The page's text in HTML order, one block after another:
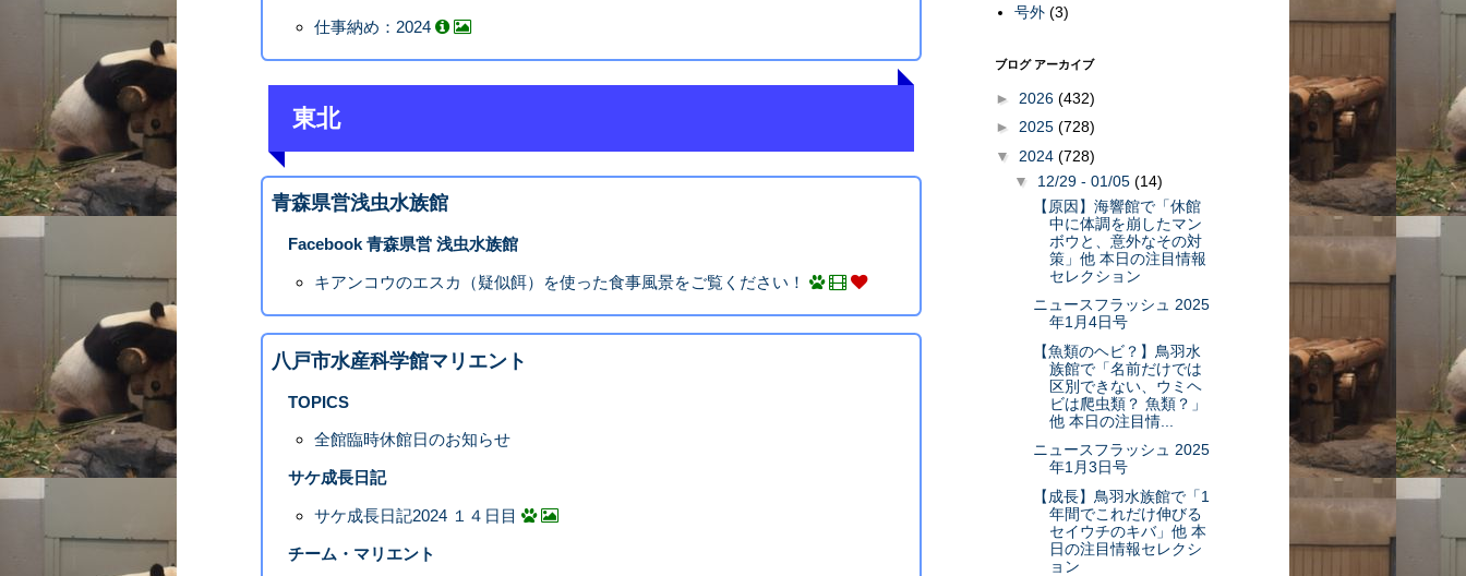
仕事納め：2024
東北
青森県営浅虫水族館
Facebook 青森県営 浅虫水族館
キアンコウのエスカ（疑似餌）を使った食事風景をご覧ください！
八戸市水産科学館マリエント
TOPICS
全館臨時休館日のお知らせ
サケ成長日記
サケ成長日記2024 １４日目
チーム・マリエント
号外 (3)
ブログ アーカイブ
► 2026 (432)
► 2025 (728)
▼ 2024 (728)
▼ 12/29 - 01/05 (14)
【原因】海響館で「休館
中に体調を崩したマン
ボウと、意外なその対
策」他 本日の注目情報
セレクション
ニュースフラッシュ 2025
年1月4日号
【魚類のヘビ？】鳥羽水
族館で「名前だけでは
区別できない、ウミヘ
ビは爬虫類？ 魚類？」
他 本日の注目情...
ニュースフラッシュ 2025
年1月3日号
【成長】鳥羽水族館で「1
年間でこれだけ伸びる
セイウチのキバ」他 本
日の注目情報セレクシ
ョン